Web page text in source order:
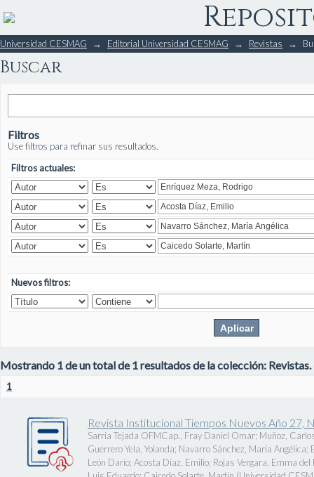
Buscar
Universidad CESMAG → Editorial Universidad CESMAG → Revistas →
Buscar
Filtros
Use filtros para refinar sus resultados.
Filtros actuales:
Nuevos filtros:
Mostrando 1 de un total de 1 resultados de la colección: Revistas.
1
Revista Institucional Tiempos Nuevos Año 27,
Sarria Tejada OFMCap., Fray Daniel Omar; Muñoz,
Guerrero Yela, Yolanda; Navarro Sánchez, María Angélica;
León Darío; Acosta Díaz, Emilio; Rojas Vergara, Emma del